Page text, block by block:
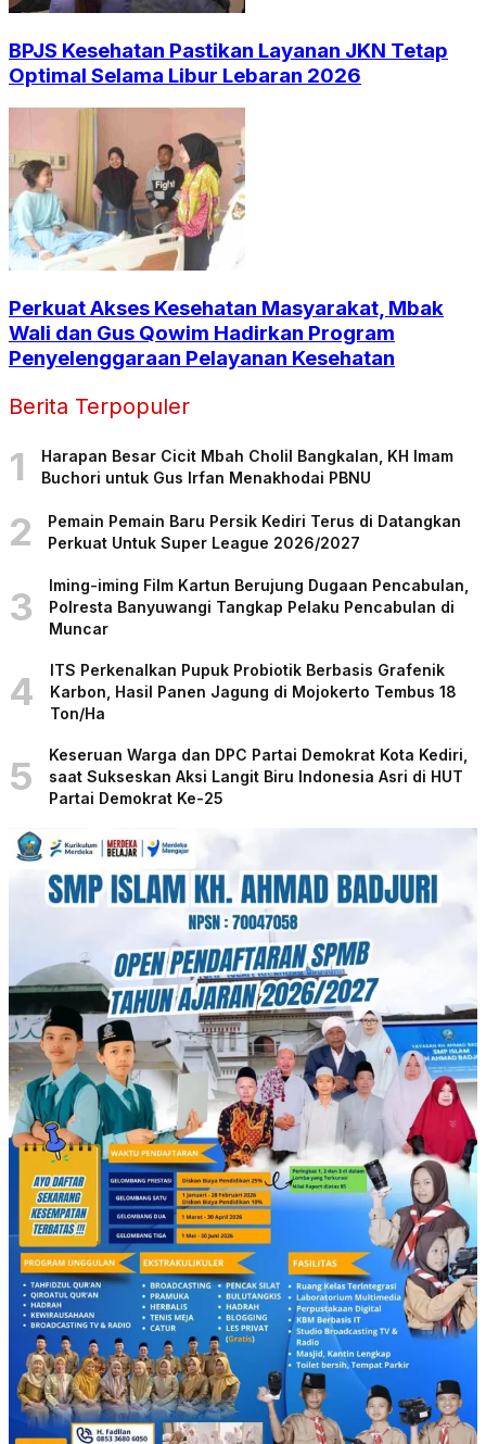
BPJS Kesehatan Pastikan Layanan JKN Tetap
Optimal Selama Libur Lebaran 2026
Perkuat Akses Kesehatan Masyarakat, Mbak
Wali dan Gus Qowim Hadirkan Program
Penyelenggaraan Pelayanan Kesehatan
Berita Terpopuler
1
Harapan Besar Cicit Mbah Cholil Bangkalan, KH Imam
Buchori untuk Gus Irfan Menakhodai PBNU
2
Pemain Pemain Baru Persik Kediri Terus di Datangkan
Perkuat Untuk Super League 2026/2027
3
Iming-iming Film Kartun Berujung Dugaan Pencabulan,
Polresta Banyuwangi Tangkap Pelaku Pencabulan di
Muncar
4
ITS Perkenalkan Pupuk Probiotik Berbasis Grafenik
Karbon, Hasil Panen Jagung di Mojokerto Tembus 18
Ton/Ha
5
Keseruan Warga dan DPC Partai Demokrat Kota Kediri,
saat Sukseskan Aksi Langit Biru Indonesia Asri di HUT
Partai Demokrat Ke-25